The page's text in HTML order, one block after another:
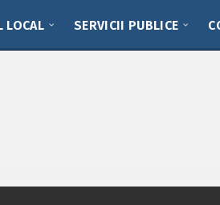
LOCAL SERVICII PUBLICE